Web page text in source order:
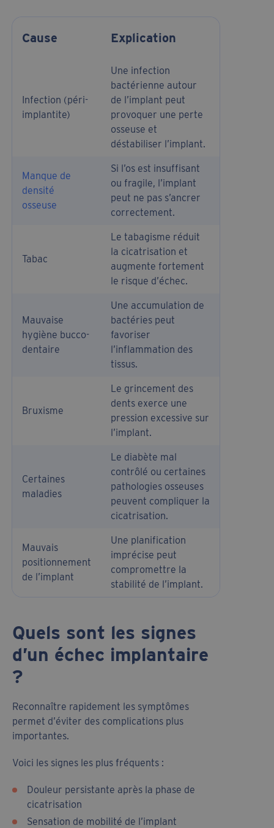
Cause Explication
Infection (péri-
implantite)
Une infection
bactérienne autour
de l’implant peut
provoquer une perte
osseuse et
déstabiliser l’implant.
Manque de
densité
osseuse
Si l’os est insuffisant
ou fragile, l’implant
peut ne pas s’ancrer
correctement.
Tabac
Le tabagisme réduit
la cicatrisation et
augmente fortement
le risque d’échec.
Mauvaise
hygiène bucco-
dentaire
Une accumulation de
bactéries peut
favoriser
l’inflammation des
tissus.
Bruxisme
Le grincement des
dents exerce une
pression excessive sur
l’implant.
Certaines
maladies
Le diabète mal
contrôlé ou certaines
pathologies osseuses
peuvent compliquer la
cicatrisation.
Mauvais
positionnement
de l’implant
Une planification
imprécise peut
compromettre la
stabilité de l’implant.
Quels sont les signes
d’un échec implantaire
?
Reconnaître rapidement les symptômes
permet d’éviter des complications plus
importantes.
Voici les signes les plus fréquents :
Douleur persistante après la phase de
cicatrisation
Sensation de mobilité de l’implant